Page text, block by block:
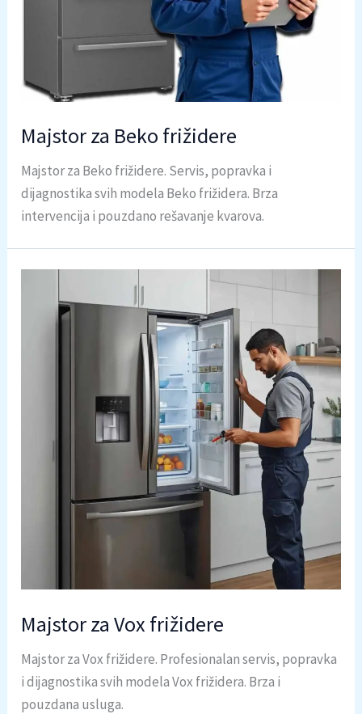
Majstor za Beko frižidere
Majstor za Beko frižidere. Servis, popravka i
dijagnostika svih modela Beko frižidera. Brza
intervencija i pouzdano rešavanje kvarova.
Majstor za Vox frižidere
Majstor za Vox frižidere. Profesionalan servis, popravka
i dijagnostika svih modela Vox frižidera. Brza i
pouzdana usluga.